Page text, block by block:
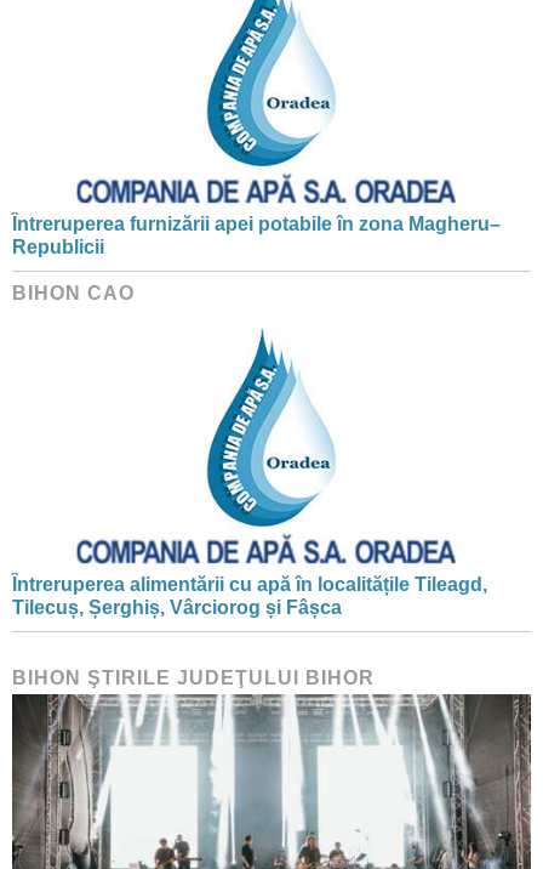
Întreruperea furnizării apei potabile în zona Magheru–
Republicii
BIHON CAO
Întreruperea alimentării cu apă în localitățile Tileagd,
Tilecuș, Șerghiș, Vârciorog și Fâșca
BIHON ŞTIRILE JUDEŢULUI BIHOR